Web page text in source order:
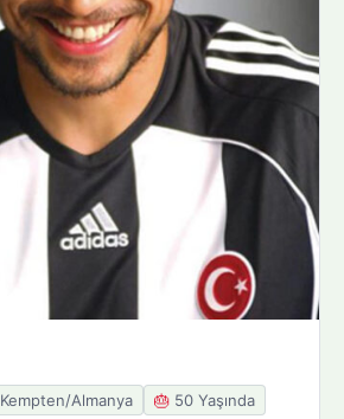
Kempten/Almanya 🎂 50 Yaşında